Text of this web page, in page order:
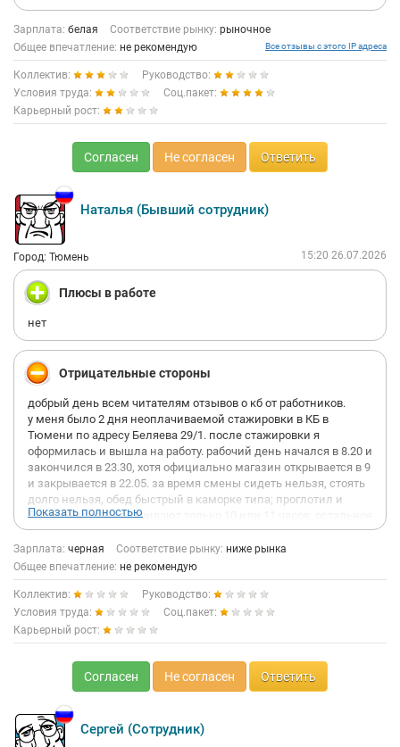
Зарплата: белая Соответствие рынку: рыночное
Общее впечатление: не рекомендую Все отзывы с этого IP адреса
Коллектив:
Руководство:
Условия труда:
Соц.пакет:
Карьерный рост:
Согласен Не согласен Ответить
Наталья (Бывший сотрудник)
Город: Тюмень 15:20 26.07.2026
Плюсы в работе
нет
Отрицательные стороны
добрый день всем читателям отзывов о кб от работников.
у меня было 2 дня неоплачиваемой стажировки в КБ в
Тюмени по адресу Беляева 29/1. после стажировки я
оформилась и вышла на работу. рабочий день начался в 8.20 и
закончился в 23.30, хотя официально магазин открывается в 9
и закрывается в 22.05. за время смены сидеть нельзя, стоять
долго нельзя, обед быстрый в каморке типа; проглотил и
быстро вышел. оплачивают только 10 или 11 часов, остальное
время работы без оплаты. сотрудники матерятся весь день,
даже в присутствии покупателей. до открытия магазина
пришел региональный менеджер с проверкой, вел себя очень
грубо по отношению к сотрудникам, в разговоре использовал
ненормативную лексику. магазин очень тесный и душный,
заваленный разными товарами под потолок. кондиционеры
работают очень слабо. адский 14,5 часовой день в очень
неблагоприятной для человеческого здоровья и психики
обстановке. в 22.05 началось самое для меня интересное:
компьютер объявил об окончании работы, что означает
сотрудникам надо просканироваться в компьютере. и только
тогда я узнала, что в 9 нужно сканироваться что ты на работе и
в 22.05 что ты работу закончил. об этом мне никто не сказал
вообще. отличные сотрудники, каждый с замороженным
Показать полностью
Зарплата: черная Соответствие рынку: ниже рынка
Общее впечатление: не рекомендую
Коллектив:
Руководство:
Условия труда:
Соц.пакет:
Карьерный рост:
Согласен Не согласен Ответить
Сергей (Сотрудник)